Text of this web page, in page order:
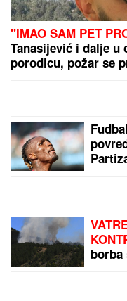
"IMAO SAM PET
Tanasijević i dalje u
porodicu, požar se
borba